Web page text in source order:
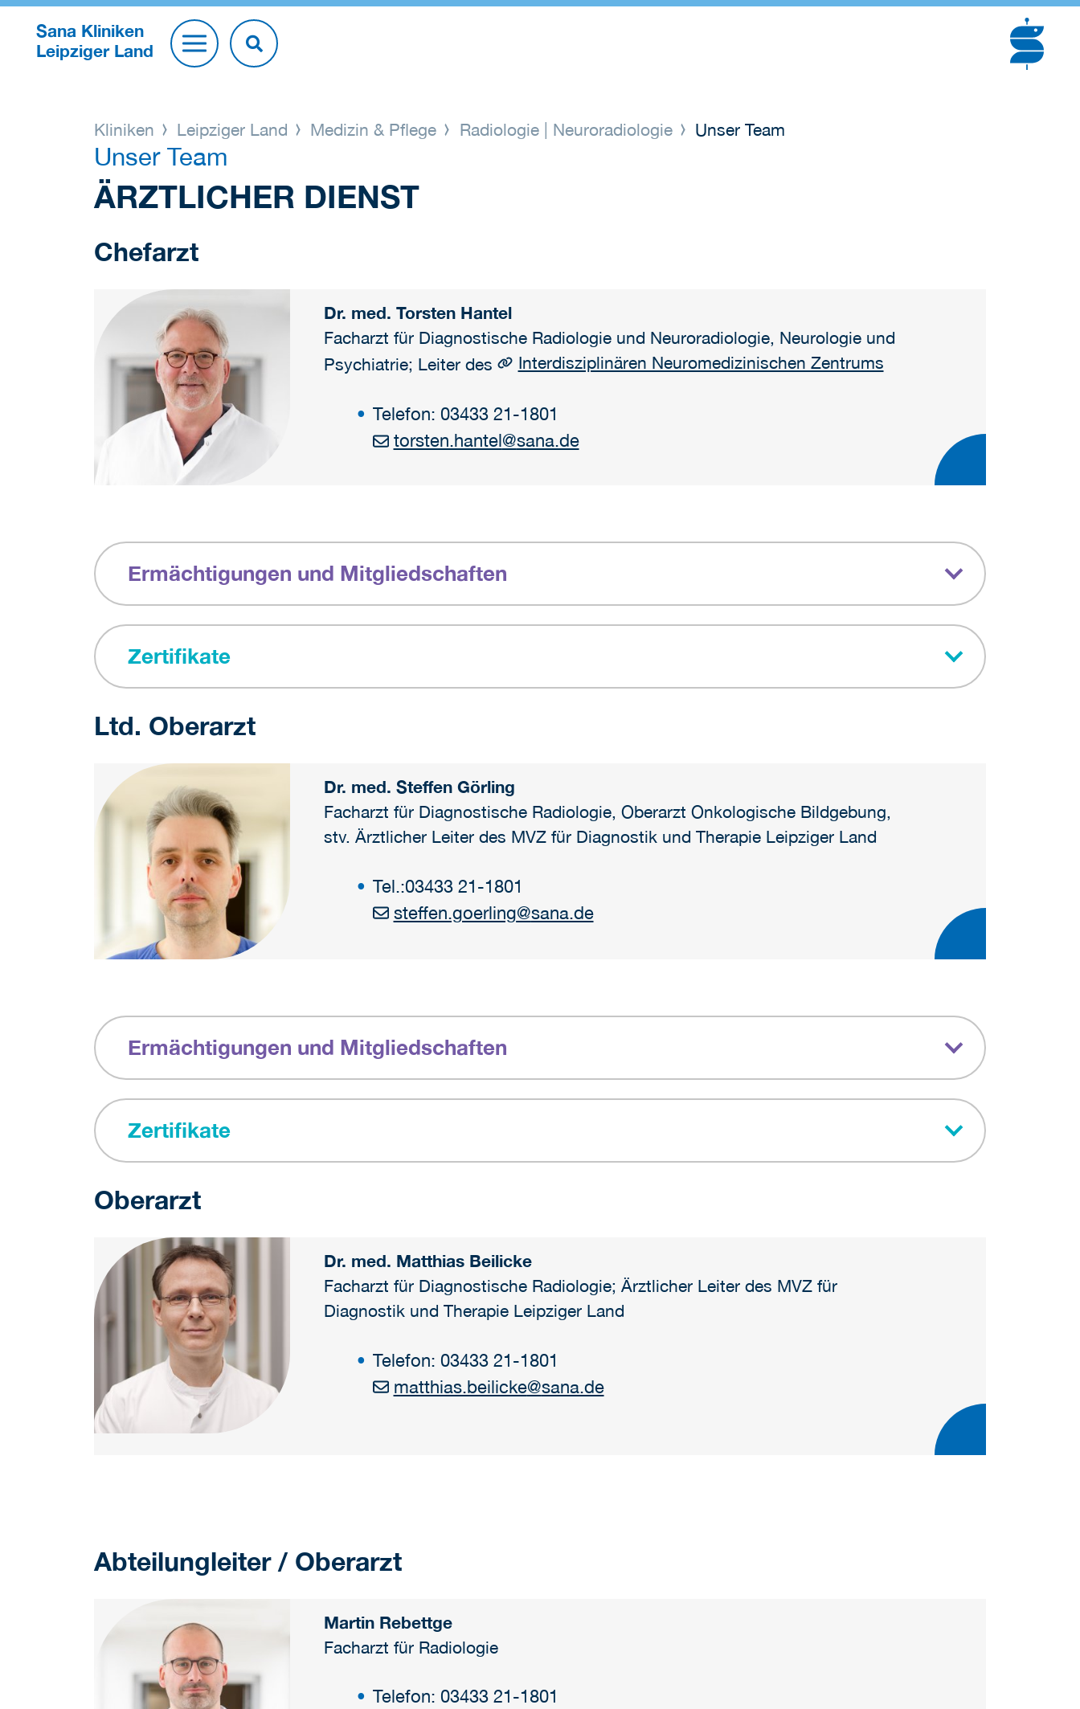
Sana Kliniken
Leipziger Land
Kliniken Leipziger Land Medizin & Pflege Radiologie | Neuroradiologie Unser Team
Unser Team
ÄRZTLICHER DIENST
Chefarzt
Dr. med. Torsten Hantel
Facharzt für Diagnostische Radiologie und Neuroradiologie, Neurologie und
Psychiatrie; Leiter des
Interdisziplinären Neuromedizinischen Zentrums
Telefon: 03433 21-1801
torsten.hantel@sana.de
Ermächtigungen und Mitgliedschaften
Zertifikate
Ltd. Oberarzt
Dr. med. Steffen Görling
Facharzt für Diagnostische Radiologie, Oberarzt Onkologische Bildgebung,
stv. Ärztlicher Leiter des MVZ für Diagnostik und Therapie Leipziger Land
Tel.:03433 21-1801
steffen.goerling@sana.de
Ermächtigungen und Mitgliedschaften
Zertifikate
Oberarzt
Dr. med. Matthias Beilicke
Facharzt für Diagnostische Radiologie; Ärztlicher Leiter des MVZ für
Diagnostik und Therapie Leipziger Land
Telefon: 03433 21-1801
matthias.beilicke@sana.de
Abteilungleiter / Oberarzt
Martin Rebettge
Facharzt für Radiologie
Telefon: 03433 21-1801